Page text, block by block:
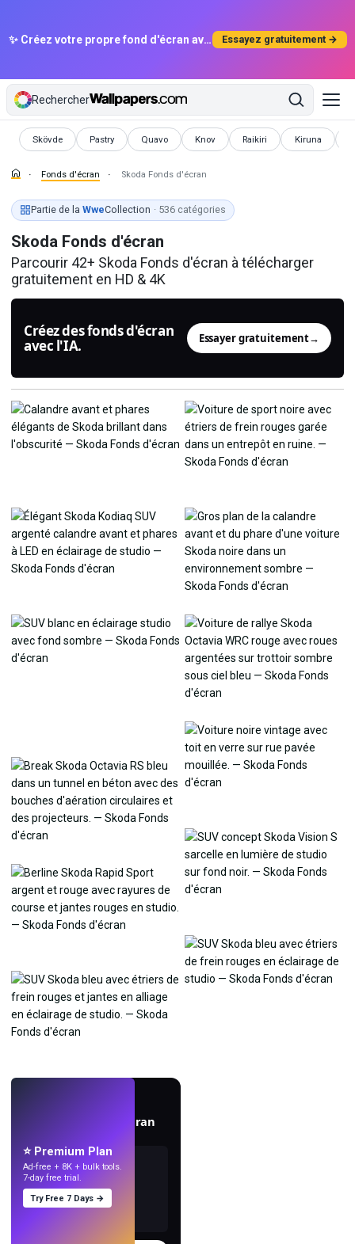
✨ Créez votre propre fond d'écran avec l'IA Essayez gratuitement →
Rechercher
Skövde
Fonds d'écranPastry
Fonds d'écranQuavo
Fonds d'écranKnov
Fonds d'écranRaikiri
Fonds d'écranKiruna
Fonds d'écran
Fonds d'écran Skoda Fonds d'écran
Partie de la WweCollection · 536 catégories
Skoda Fonds d'écran
Parcourir 42+ Skoda Fonds d'écran à télécharger
gratuitement en HD & 4K
Créez des fonds d'écran
avec l'IA.
Essayer gratuitement→
Créez des fonds d'écran
⭐ Premium Plan
Ad-free + 8K + bulk tools.
7-day free trial.
Try Free 7 Days →